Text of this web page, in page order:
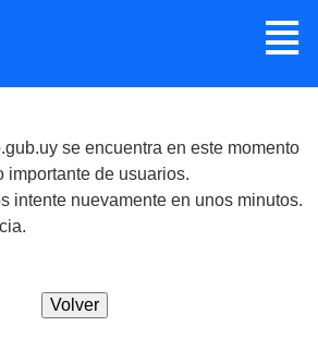
≣
se encuentra en este momento
importante de usuarios.
intente nuevamente en unos minutos.
Volver